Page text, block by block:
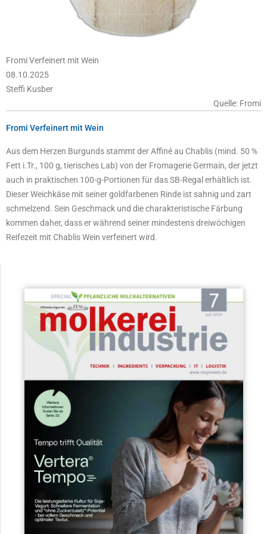
Fromi Verfeinert mit Wein
08.10.2025
Steffi Kusber
Quelle: Fromi
Fromi Verfeinert mit Wein
Aus dem Herzen Burgunds stammt der Affiné au Chablis (mind. 50 %
Fett i.Tr., 100 g, tierisches Lab) von der Fromagerie Germain, der jetzt
auch in praktischen 100-g-Portionen für das SB-Regal erhältlich ist.
Dieser Weichkäse mit seiner goldfarbenen Rinde ist sahnig und zart
schmelzend. Sein Geschmack und die charakteristische Färbung
kommen daher, dass er während seiner mindestens dreiwöchigen
Reifezeit mit Chablis Wein verfeinert wird.